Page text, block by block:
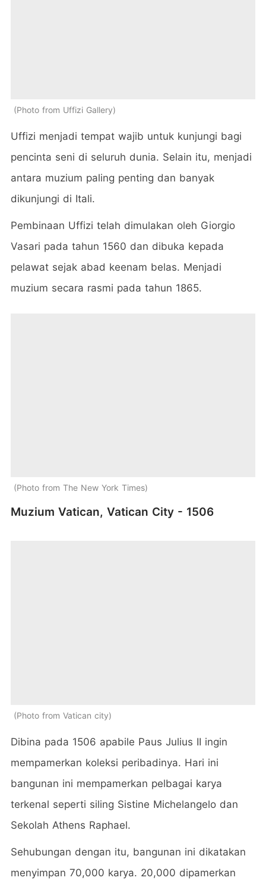
Photo from Uffizi Gallery
Uffizi menjadi tempat wajib untuk kunjungi bagi
pencinta seni di seluruh dunia. Selain itu, menjadi
antara muzium paling penting dan banyak
dikunjungi di Itali.
Pembinaan Uffizi telah dimulakan oleh Giorgio
Vasari pada tahun 1560 dan dibuka kepada
pelawat sejak abad keenam belas. Menjadi
muzium secara rasmi pada tahun 1865.
Photo from The New York Times
Muzium Vatican, Vatican City - 1506
Photo from Vatican city
Dibina pada 1506 apabile Paus Julius II ingin
mempamerkan koleksi peribadinya. Hari ini
bangunan ini mempamerkan pelbagai karya
terkenal seperti siling Sistine Michelangelo dan
Sekolah Athens Raphael.
Sehubungan dengan itu, bangunan ini dikatakan
menyimpan 70,000 karya. 20,000 dipamerkan